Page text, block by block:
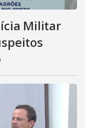
Militar